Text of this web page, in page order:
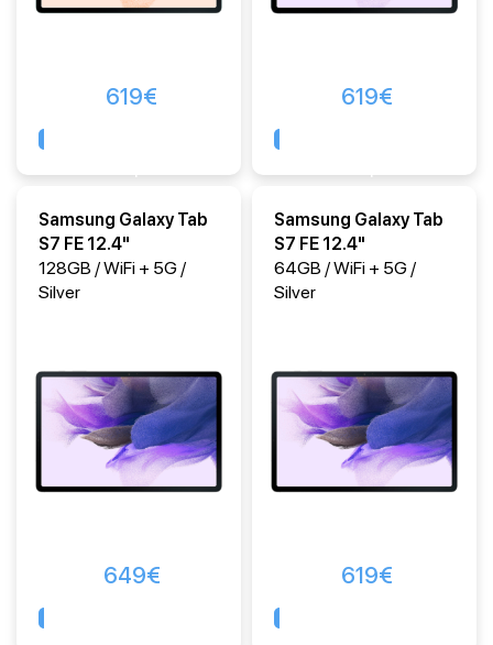
619€ 619€
Samsung Galaxy Tab
S7 FE 12.4"
128GB / WiFi + 5G /
Silver
649€
Samsung Galaxy Tab
S7 FE 12.4"
64GB / WiFi + 5G /
Silver
619€